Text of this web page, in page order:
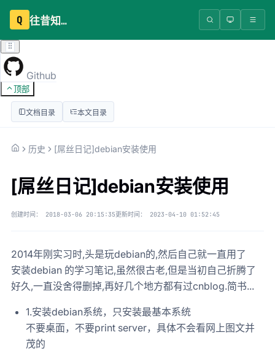
Q 往昔知识库
Github
顶部
文档目录 本文目录
历史 [屌丝日记]debian安装使用
[屌丝日记]debian安装使用
创建时间： 2018-03-06 20:15:35更新时间： 2023-04-10 01:52:45
2014年刚实习时,头是玩debian的,然后自己就一直用了
安装debian 的学习笔记,虽然很古老,但是当初自己折腾了
好久,一直没舍得删掉,再好几个地方都有过cnblog.简书...
1.安装debian系统，只安装最基本系统
不要桌面，不要print server，具体不会看网上图文并
茂的